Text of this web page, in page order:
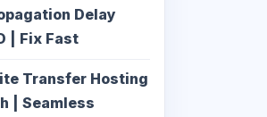
Delay
| Fix Fast
Transfer Hosting
| Seamless